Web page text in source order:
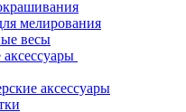
мелирования
весы
аксессуары